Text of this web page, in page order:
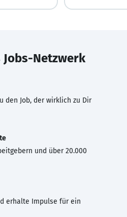
Jobs-Netzwerk
den Job, der wirklich zu Dir
und über 20.000
erhalte Impulse für ein